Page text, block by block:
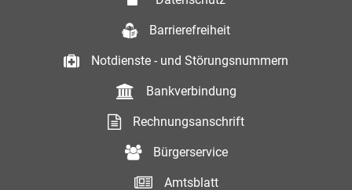
Barrierefreiheit
Notdienste - und Störungsnummern
Bankverbindung
Rechnungsanschrift
Bürgerservice
Amtsblatt